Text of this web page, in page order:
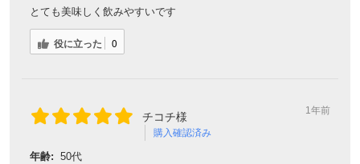
とても美味しく飲みやすいです
役に立った 0
チコチ様
購入確認済み
1年前
年齢: 50代